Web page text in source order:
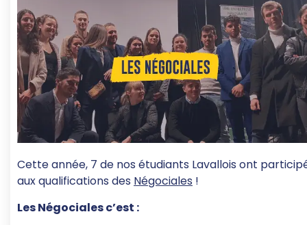
Cette année, 7 de nos étudiants Lavallois ont
aux qualifications des Négociales !
Les Négociales c’est :